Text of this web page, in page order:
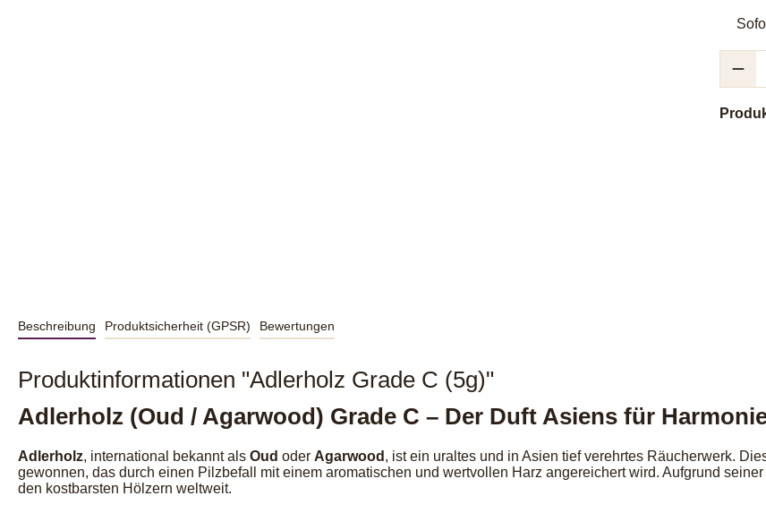
Beschreibung Produktsicherheit (GPSR) Bewertungen
Produktinformationen "Adlerholz Grade C (5g)"
Adlerholz (Oud / Agarwood) Grade C – Der Duft Asiens für
Adlerholz, international bekannt als Oud oder Agarwood , ist ein uraltes und in Asien tief verehrtes Räucherwerk.
gewonnen, das durch einen Pilzbefall mit einem aromatischen und wertvollen Harz angereichert wird. Aufgrund
den kostbarsten Hölzern weltweit.